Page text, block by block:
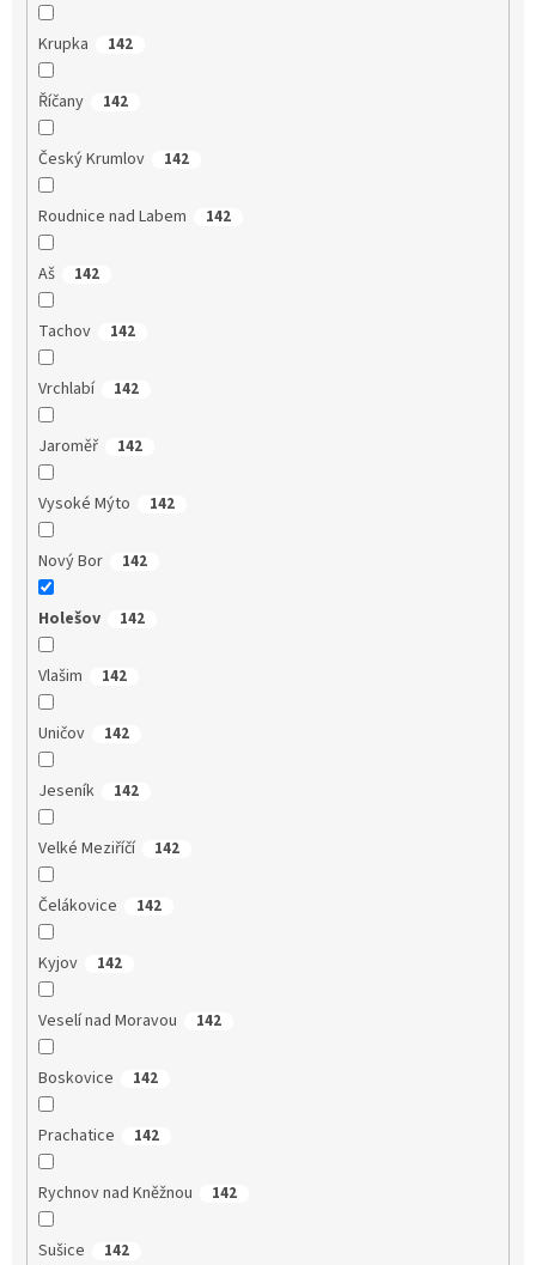
Krupka 142
Říčany 142
Český Krumlov 142
Roudnice nad Labem 142
Aš 142
Tachov 142
Vrchlabí 142
Jaroměř 142
Vysoké Mýto 142
Nový Bor 142
Holešov 142
Vlašim 142
Uničov 142
Jeseník 142
Velké Meziříčí 142
Čelákovice 142
Kyjov 142
Veselí nad Moravou 142
Boskovice 142
Prachatice 142
Rychnov nad Kněžnou 142
Sušice 142